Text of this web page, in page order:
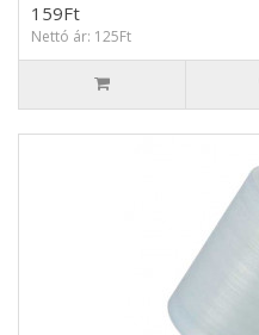
159Ft
Nettó ár: 125Ft